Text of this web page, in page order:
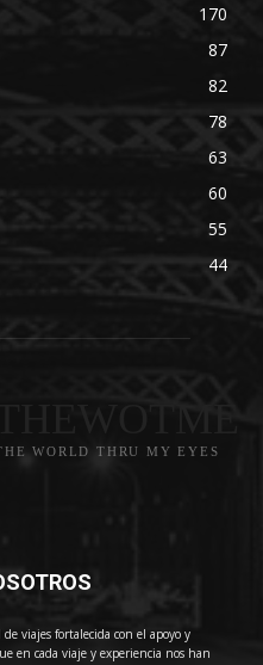
170
87
82
78
63
60
55
44
WORLD THRU MY EYES
viajes fortalecida con el apoyo y
en cada viaje y experiencia nos han